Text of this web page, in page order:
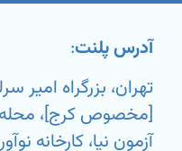
آدرس پلنت:
تهران، بزرگراه
[مخصوص کرج]، محله